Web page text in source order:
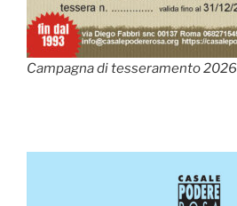
Campagna di tesseramento 2026